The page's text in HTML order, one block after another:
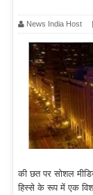
News India Host
की छत पर सोशल
हिस्से के रूप में एक